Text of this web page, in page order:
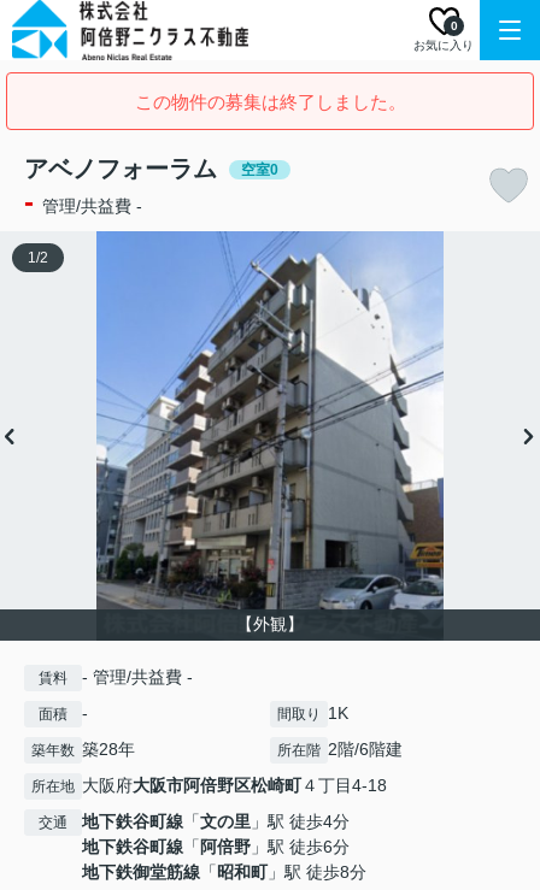
お気に入り
0
この物件の募集は終了しました。
アベノフォーラム 空室0
- 管理/共益費 -
【外観】
1/2
賃料 - 管理/共益費 -
面積 - 間取り 1K
築年数 築28年 所在階 2階/6階建
所在地 大阪府大阪市阿倍野区松崎町４丁目4-18
交通 地下鉄谷町線 「文の里 」駅 徒歩4分
地下鉄谷町線 「 阿倍野 」駅 徒歩6分
地下鉄御堂筋線 「昭和町」駅 徒歩8分